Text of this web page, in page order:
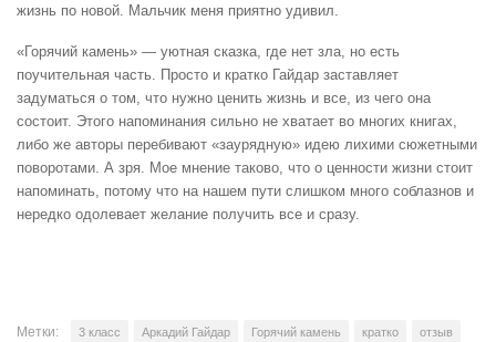
жизнь по новой. Мальчик меня приятно удивил.
«Горячий камень» — уютная сказка, где нет зла, но есть
поучительная часть. Просто и кратко Гайдар заставляет
задуматься о том, что нужно ценить жизнь и все, из чего она
состоит. Этого напоминания сильно не хватает во многих книгах,
либо же авторы перебивают «заурядную» идею лихими сюжетными
поворотами. А зря. Мое мнение таково, что о ценности жизни стоит
напоминать, потому что на нашем пути слишком много соблазнов и
нередко одолевает желание получить все и сразу.
Метки: 3 класс Аркадий Гайдар Горячий камень кратко отзыв